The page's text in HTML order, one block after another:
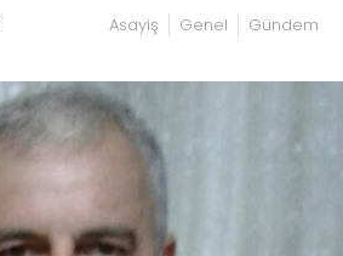
Asayiş Genel Gündem